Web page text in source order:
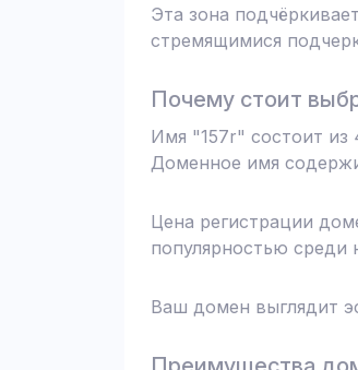
Эта зона
стремящимися
Почему стоит
Имя "157r" состоит из
Доменное имя
Цена регистрации
популярностью среди
Ваш домен выглядит